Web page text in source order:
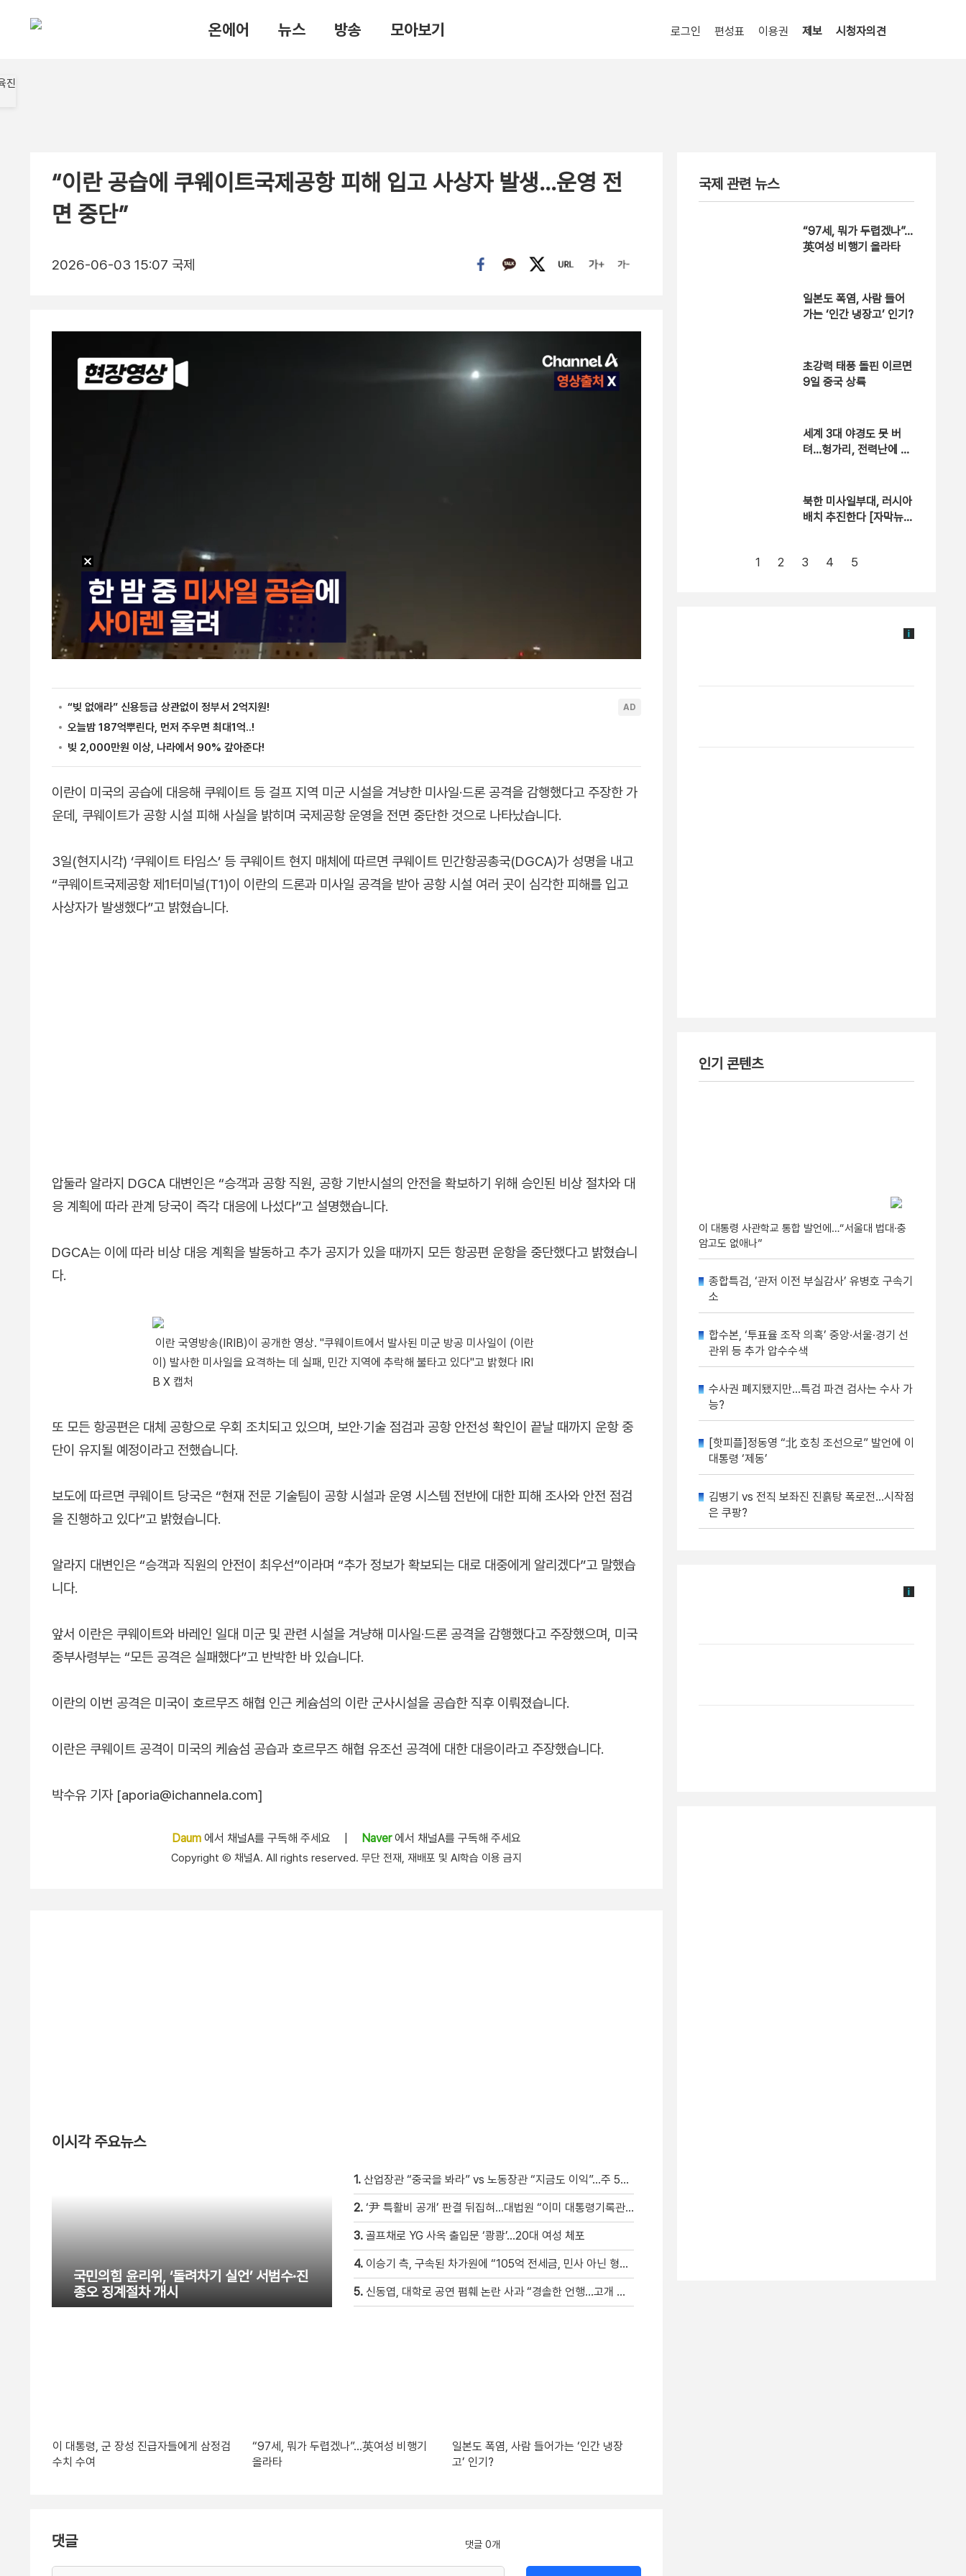
온에어 뉴스 방송 모아보기 로그인 편성표 이용권 제보 시청자의견
“이란 공습에 쿠웨이트국제공항 피해 입고 사상자 발생…운영 전
면 중단”
2026-06-03 15:07 국제
이란이 미국의 공습에 대응해 쿠웨이트 등 걸프 지역 미군 시설을 겨냥한 미사일·드론 공격을 감행했다고 주장한 가
운데, 쿠웨이트가 공항 시설 피해 사실을 밝히며 국제공항 운영을 전면 중단한 것으로 나타났습니다.
3일(현지시각) ‘쿠웨이트 타임스’ 등 쿠웨이트 현지 매체에 따르면 쿠웨이트 민간항공총국(DGCA)가 성명을 내고
“쿠웨이트국제공항 제1터미널(T1)이 이란의 드론과 미사일 공격을 받아 공항 시설 여러 곳이 심각한 피해를 입고
사상자가 발생했다”고 밝혔습니다.
압둘라 알라지 DGCA 대변인은 “승객과 공항 직원, 공항 기반시설의 안전을 확보하기 위해 승인된 비상 절차와 대
응 계획에 따라 관계 당국이 즉각 대응에 나섰다”고 설명했습니다.
DGCA는 이에 따라 비상 대응 계획을 발동하고 추가 공지가 있을 때까지 모든 항공편 운항을 중단했다고 밝혔습니
다.
이란 국영방송(IRIB)이 공개한 영상. "쿠웨이트에서 발사된 미군 방공 미사일이 (이란
이) 발사한 미사일을 요격하는 데 실패, 민간 지역에 추락해 불타고 있다"고 밝혔다 IRI
B X 캡처
또 모든 항공편은 대체 공항으로 우회 조치되고 있으며, 보안·기술 점검과 공항 안전성 확인이 끝날 때까지 운항 중
단이 유지될 예정이라고 전했습니다.
보도에 따르면 쿠웨이트 당국은 “현재 전문 기술팀이 공항 시설과 운영 시스템 전반에 대한 피해 조사와 안전 점검
을 진행하고 있다”고 밝혔습니다.
알라지 대변인은 “승객과 직원의 안전이 최우선”이라며 “추가 정보가 확보되는 대로 대중에게 알리겠다”고 말했습
니다.
앞서 이란은 쿠웨이트와 바레인 일대 미군 및 관련 시설을 겨냥해 미사일·드론 공격을 감행했다고 주장했으며, 미국
중부사령부는 “모든 공격은 실패했다”고 반박한 바 있습니다.
이란의 이번 공격은 미국이 호르무즈 해협 인근 케슘섬의 이란 군사시설을 공습한 직후 이뤄졌습니다.
이란은 쿠웨이트 공격이 미국의 케슘섬 공습과 호르무즈 해협 유조선 공격에 대한 대응이라고 주장했습니다.
박수유 기자 [aporia@ichannela.com]
Daum 에서 채널A를 구독해 주세요 Naver에서 채널A를 구독해 주세요
Copyright Ⓒ 채널A. All rights reserved. 무단 전재, 재배포 및 AI학습 이용 금지
이시각 주요뉴스
국민의힘 윤리위, ‘돌려차기 실언’ 서범수·진
종오 징계절차 개시
1. 산업장관 “중국을 봐라” vs 노동장관 “지금도 이익”…주 52시간 이견
2. ‘尹 특활비 공개’ 판결 뒤집혀…대법원 “이미 대통령기록관 이관”
3. 골프채로 YG 사옥 출입문 ‘쾅쾅’…20대 여성 체포
4. 이승기 측, 구속된 차가원에 “105억 전세금, 민사 아닌 형사 범죄…엄벌 원해” [자막뉴스]
5. 신동엽, 대학로 공연 폄훼 논란 사과 “경솔한 언행…고개 숙여 사과”
이 대통령, 군 장성 진급자들에게 삼정검
수치 수여
“97세, 뭐가 두렵겠나”…英여성 비행기
올라타
일본도 폭염, 사람 들어가는 ‘인간 냉장
고’ 인기?
댓글 댓글 0개
국제 관련 뉴스
“97세, 뭐가 두렵겠나”…
英여성 비행기 올라타
일본도 폭염, 사람 들어
가는 ‘인간 냉장고’ 인기?
초강력 태풍 돌핀 이르면
9일 중국 상륙
세계 3대 야경도 못 버
텨…헝가리, 전력난에 경
북한 미사일부대, 러시아
배치 추진한다 [자막뉴
1 2 3 4 5
인기 콘텐츠
이 대통령 사관학교 통합 발언에…“서울대 법대·충
암고도 없애나”
종합특검, ‘관저 이전 부실감사’ 유병호 구속기
소
합수본, ‘투표율 조작 의혹’ 중앙·서울·경기 선
관위 등 추가 압수수색
수사권 폐지됐지만…특검 파견 검사는 수사 가
능?
[핫피플]정동영 “北 호칭 조선으로” 발언에 이
대통령 ‘제동’
김병기 vs 전직 보좌진 진흙탕 폭로전…시작점
은 쿠팡?